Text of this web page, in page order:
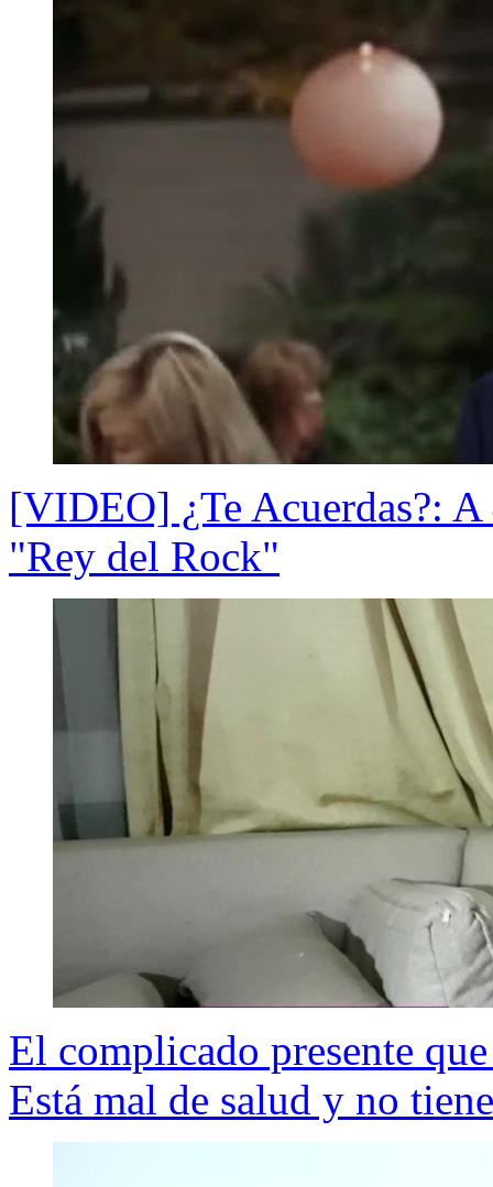
[VIDEO] ¿Te Acuerdas?:
"Rey del Rock"
El complicado presente
Está mal de salud y no